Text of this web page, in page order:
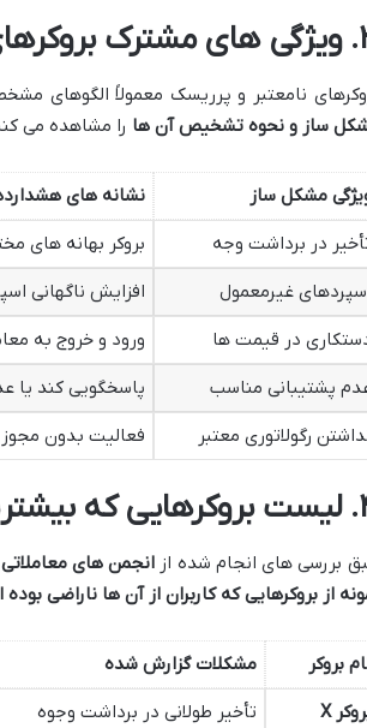
.ویژگی های مشترک
نامعتبر و پرریسک معمولاً الگوهای
ساز و نحوه تشخیص آن ها را مشاهده می
مشکل ساز نشانه های
در برداشت وجه
بروکر بهانه های
غیرمعمول
افزایش ناگهانی
در قیمت ها
ورود و خروج به
پشتیبانی مناسب
پاسخگویی کند یا
رگولاتوری معتبر
فعالیت بدون مجوز
.لیست بروکرهایی که
بررسی های انجام شده از انجمن های
از بروکرهایی که کاربران از آن ها ناراضی بوده
بروکر مشکلات گزارش شده
X تأخیر طولانی در برداشت وجوه